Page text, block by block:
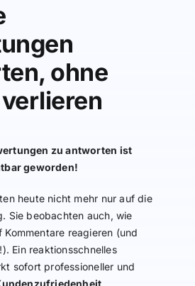
ohne
zu antworten ist
geworden!
heute nicht mehr nur auf die
Sie beobachten auch, wie
Kommentare reagieren (und
Ein reaktionsschnelles
sofort professioneller und